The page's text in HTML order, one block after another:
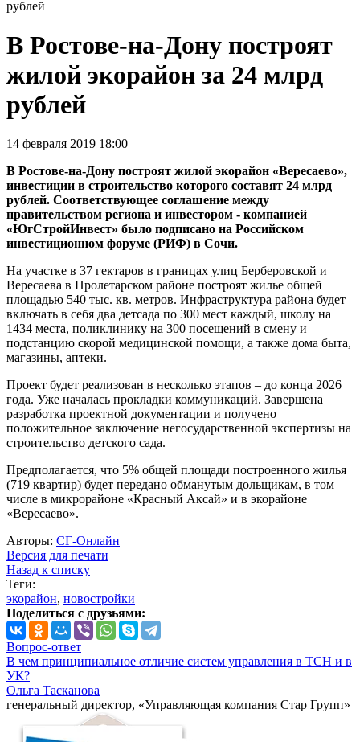
рублей
В Ростове-на-Дону построят
жилой экорайон за 24 млрд
рублей
14 февраля 2019 18:00
В Ростове-на-Дону построят жилой экорайон «Вересаево»,
инвестиции в строительство которого составят 24 млрд
рублей. Соответствующее соглашение между
правительством региона и инвестором - компанией
«ЮгСтройИнвест» было подписано на Российском
инвестиционном форуме (РИФ) в Сочи.
На участке в 37 гектаров в границах улиц Берберовской и
Вересаева в Пролетарском районе построят жилье общей
площадью 540 тыс. кв. метров. Инфраструктура района будет
включать в себя два детсада по 300 мест каждый, школу на
1434 места, поликлинику на 300 посещений в смену и
подстанцию скорой медицинской помощи, а также дома быта,
магазины, аптеки.
Проект будет реализован в несколько этапов – до конца 2026
года. Уже началась прокладки коммуникаций. Завершена
разработка проектной документации и получено
положительное заключение негосударственной экспертизы на
строительство детского сада.
Предполагается, что 5% общей площади построенного жилья
(719 квартир) будет передано обманутым дольщикам, в том
числе в микрорайоне «Красный Аксай» и в экорайоне
«Вересаево».
Авторы: СГ-Онлайн
Версия для печати
Назад к списку
Теги:
экорайон, новостройки
Поделиться с друзьями:
Вопрос-ответ
В чем принципиальное отличие систем управления в ТСН и в
УК?
Ольга Тасканова
генеральный директор, «Управляющая компания Стар Групп»